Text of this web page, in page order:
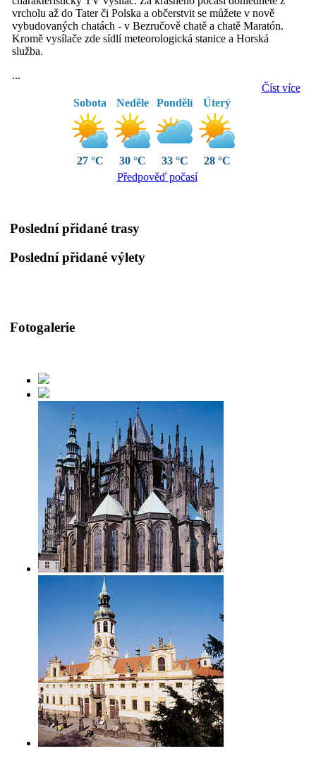
vrcholu až do Tater či Polska a občerstvit se můžete v nově
vybudovaných chatách - v Bezručově chatě a chatě Maratón.
Kromě vysílače zde sídlí meteorologická stanice a Horská
služba.
...
Číst více
Sobota
27 °C
Neděle
30 °C
Pondělí
33 °C
Úterý
28 °C
Předpověď počasí
Poslední přidané trasy
Poslední přidané výlety
Fotogalerie